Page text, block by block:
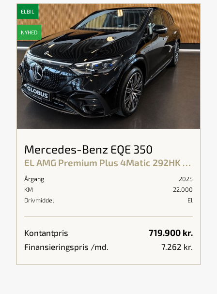
ELBIL
NYHED
Mercedes-Benz EQE 350
EL AMG Premium Plus 4Matic 292HK 5d Aut.
719.900 kr.
Kontantpris
7.262 kr.
Finansieringspris /md.
2025
Årgang
22.000
KM
El
Drivmiddel